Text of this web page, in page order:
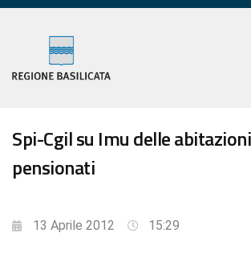
Spi-Cgil su Imu delle
pensionati
13 Aprile 2012 15:29